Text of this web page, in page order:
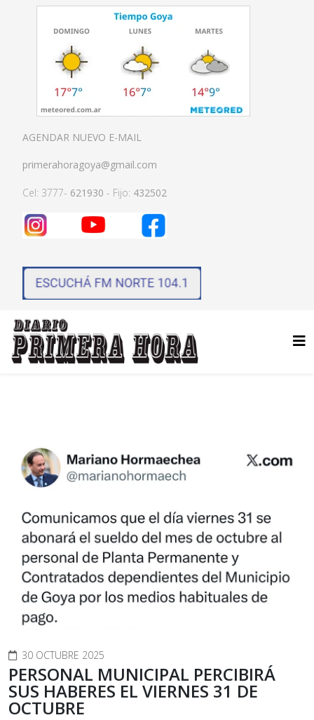
AGENDAR NUEVO E-MAIL
primerahoragoya@gmail.com
Cel: 3777- 621930 - Fijo: 432502
30 OCTUBRE 2025
PERSONAL MUNICIPAL PERCIBIRÁ
SUS HABERES EL VIERNES 31 DE
OCTUBRE